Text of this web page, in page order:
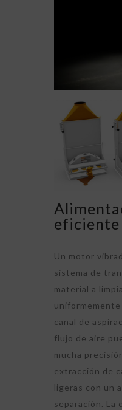
eficiente
Un motor
sistema de
material a
canal de
flujo de aire
mucha
extracción de
ligeras con un
separación. La